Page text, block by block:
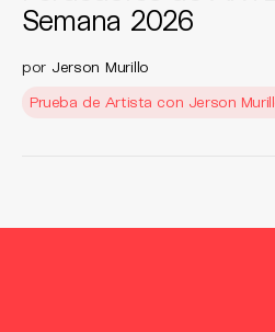
Semana 2026
por Jerson Murillo
Prueba de Artista con Jerson